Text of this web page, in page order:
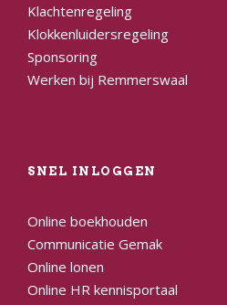
Klachtenregeling
Klokkenluidersregeling
Sponsoring
Werken bij Remmerswaal
SNEL INLOGGEN
Online boekhouden
Communicatie Gemak
Online lonen
Online HR kennisportaal